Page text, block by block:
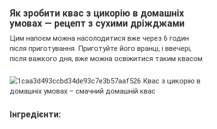
Як зробити квас з цикорію в домашніх
умовах — рецепт з сухими дріжджами
Цим напоєм можна насолодитися вже через 6 годин
після приготування. Приготуйте його вранці, і ввечері,
після важкого дня, вже можна освіжитися таким квасом
Інгредієнти: